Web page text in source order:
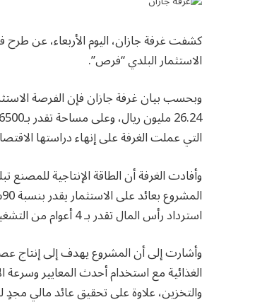
كشفت غرفة جازان، اليوم الأربعاء، عن طرح
الاستثمار البلدي “فرص”.
وبحسب بيان غرفة جازان فإن الفرصة
التي عملت الغرفة على إنهاء دراستها
استرداد رأس المال تقدر بـ 4 أعوام من التشغيل.
وأشارت إلى أن المشروع يهدف إلى إنتاج
الغذائية مع استخدام أحدث المعايير وسرعة
والتخزين، علاوة على تحقيق عائد مالي